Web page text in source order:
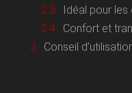
Idéal pour
Confort et
Conseil